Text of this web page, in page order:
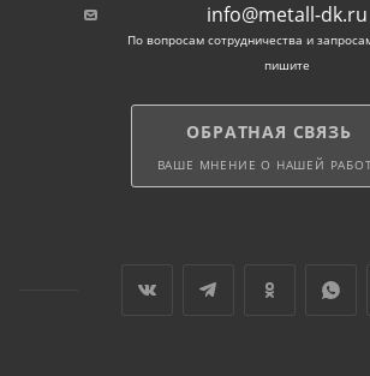
info@metall-dk.ru
По вопросам сотрудничества и
пишите
ОБРАТНАЯ СВЯЗЬ
ВАШЕ МНЕНИЕ О НАШЕЙ